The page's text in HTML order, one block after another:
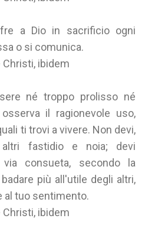
a Dio in sacrificio ogni
o si comunica.
Christi, ibidem
né troppo prolisso né
il ragionevole uso,
ti trovi a vivere. Non devi,
fastidio e noia; devi
consueta, secondo la
più all'utile degli altri,
al tuo sentimento.
Christi, ibidem